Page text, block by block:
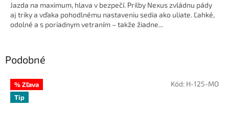
Jazda na maximum, hlava v bezpečí. Prilby Nexus zvládnu pády
aj triky a vďaka pohodlnému nastaveniu sedia ako uliate. Ľahké,
odolné a s poriadnym vetraním – takže žiadne...
Podobné
% Zľava
Tip
Kód: H-125-MO